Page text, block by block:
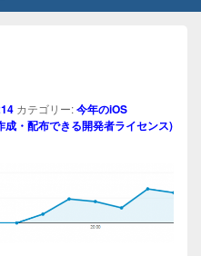
ゲ
ョ
カテゴリー:今年のiOS
・配布できる開発者ライセンス)